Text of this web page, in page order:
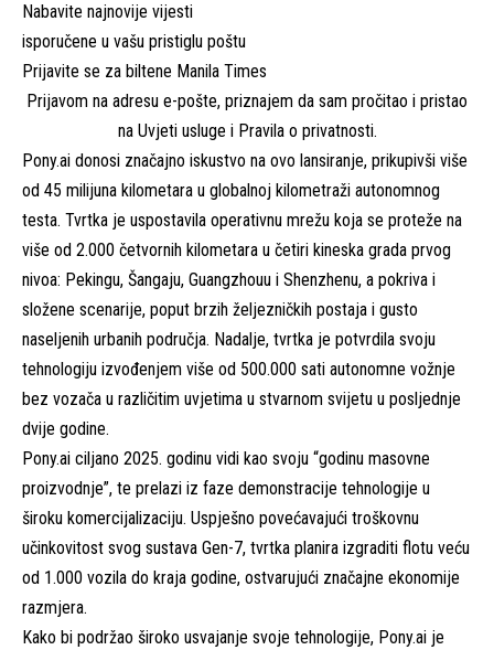
Nabavite najnovije vijesti
isporučene u vašu pristiglu poštu
Prijavite se za biltene Manila Times
Prijavom na adresu e-pošte, priznajem da sam pročitao i pristao
na Uvjeti usluge i Pravila o privatnosti.
Pony.ai donosi značajno iskustvo na ovo lansiranje, prikupivši više
od 45 milijuna kilometara u globalnoj kilometraži autonomnog
testa. Tvrtka je uspostavila operativnu mrežu koja se proteže na
više od 2.000 četvornih kilometara u četiri kineska grada prvog
nivoa: Pekingu, Šangaju, Guangzhouu i Shenzhenu, a pokriva i
složene scenarije, poput brzih željezničkih postaja i gusto
naseljenih urbanih područja. Nadalje, tvrtka je potvrdila svoju
tehnologiju izvođenjem više od 500.000 sati autonomne vožnje
bez vozača u različitim uvjetima u stvarnom svijetu u posljednje
dvije godine.
Pony.ai ciljano 2025. godinu vidi kao svoju “godinu masovne
proizvodnje”, te prelazi iz faze demonstracije tehnologije u
široku komercijalizaciju. Uspješno povećavajući troškovnu
učinkovitost svog sustava Gen-7, tvrtka planira izgraditi flotu veću
od 1.000 vozila do kraja godine, ostvarujući značajne ekonomije
razmjera.
Kako bi podržao široko usvajanje svoje tehnologije, Pony.ai je